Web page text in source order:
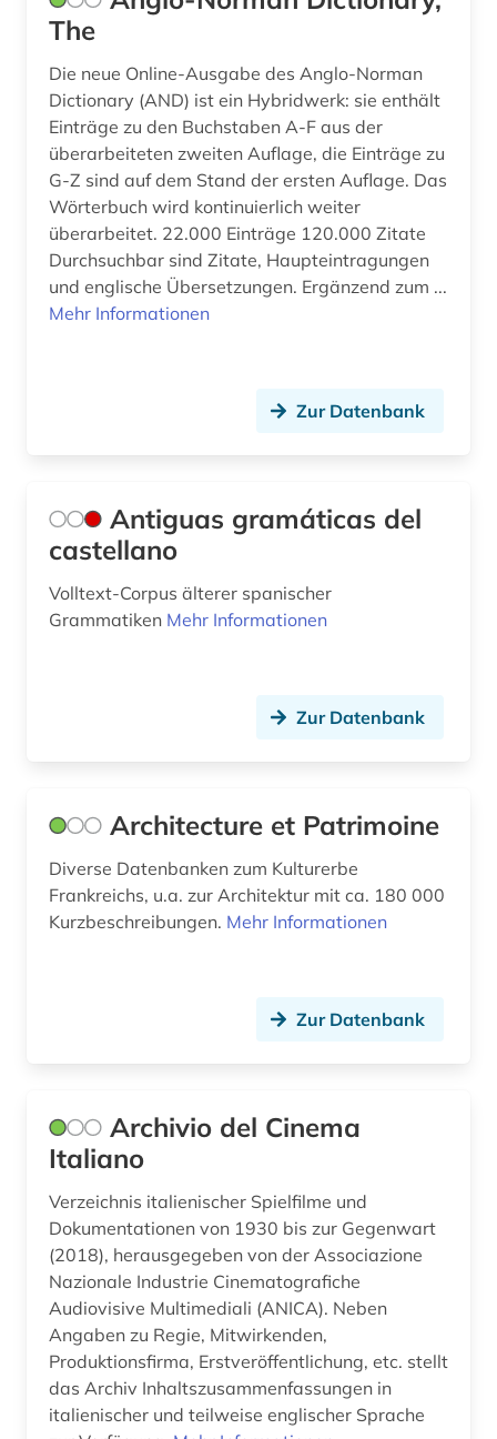
geschichte 1600 - 2000 (1)
geschichte 1600-1700 (2)
geschichte 1606-1935 (1)
geschichte 1680-1790 (1)
geschichte 1694-1935 (1)
geschichte 1700-1800 (1)
geschichte 1741 - 1927 (1)
geschichte 1789-1960 (2)
geschichte 1800-1950 (1)
geschichte 1827-1923 (1)
geschichte 1945- (1)
geschichte <1680-1800> (1)
geschichte <1801-1900> (1)
geschichte der naturwissenschaften (2)
geschichte der philologie (1)
gesundheit &amp; ernährung (1)
giovanni (1)
grammatik (10)
griechisch (2)
gustave (1)
The
Die neue Online-Ausgabe des Anglo-Norman
Dictionary (AND) ist ein Hybridwerk: sie enthält
Einträge zu den Buchstaben A-F aus der
überarbeiteten zweiten Auflage, die Einträge zu
G-Z sind auf dem Stand der ersten Auflage. Das
Wörterbuch wird kontinuierlich weiter
überarbeitet. 22.000 Einträge 120.000 Zitate
Durchsuchbar sind Zitate, Haupteintragungen
und englische Übersetzungen. Ergänzend zum ...
Mehr Informationen
Zur Datenbank
Antiguas gramáticas del
castellano
Volltext-Corpus älterer spanischer
Grammatiken Mehr Informationen
Zur Datenbank
Architecture et Patrimoine
Diverse Datenbanken zum Kulturerbe
Frankreichs, u.a. zur Architektur mit ca. 180 000
Kurzbeschreibungen. Mehr Informationen
Zur Datenbank
Archivio del Cinema
Italiano
Verzeichnis italienischer Spielfilme und
Dokumentationen von 1930 bis zur Gegenwart
(2018), herausgegeben von der Associazione
Nazionale Industrie Cinematografiche
Audiovisive Multimediali (ANICA). Neben
Angaben zu Regie, Mitwirkenden,
Produktionsfirma, Erstveröffentlichung, etc. stellt
das Archiv Inhaltszusammenfassungen in
italienischer und teilweise englischer Sprache